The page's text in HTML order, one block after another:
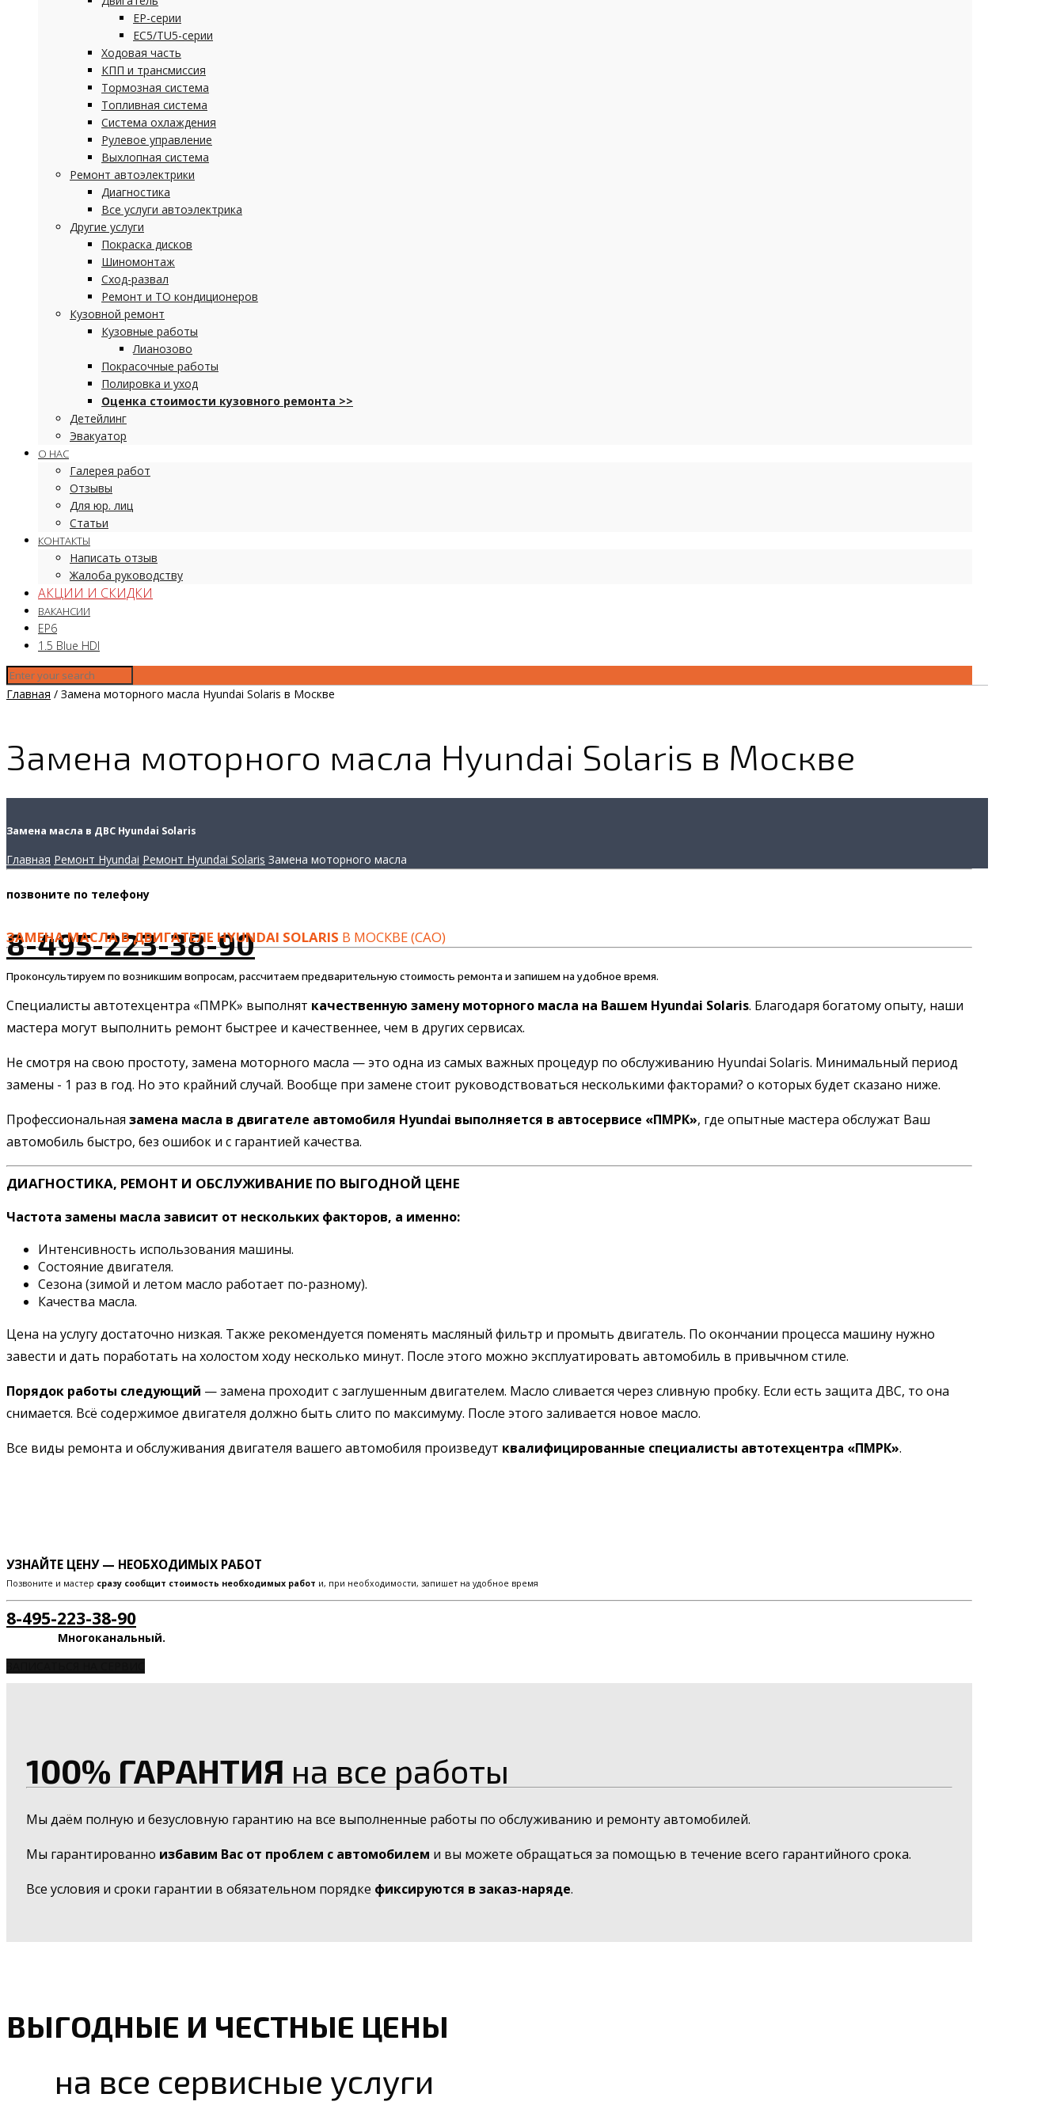
EP-серии
EC5/TU5-серии
Ходовая часть
КПП и трансмиссия
Тормозная система
Топливная система
Система охлаждения
Рулевое управление
Выхлопная система
Ремонт автоэлектрики
Диагностика
Все услуги автоэлектрика
Другие услуги
Покраска дисков
Шиномонтаж
Сход-развал
Ремонт и ТО кондиционеров
Кузовной ремонт
Кузовные работы
Лианозово
Покрасочные работы
Полировка и уход
Оценка стоимости кузовного ремонта >>
Детейлинг
Эвакуатор
О НАС
Галерея работ
Отзывы
Для юр. лиц
Статьи
КОНТАКТЫ
Написать отзыв
Жалоба руководству
АКЦИИ И СКИДКИ
ВАКАНСИИ
EP6
1.5 Blue HDI
Главная / Замена моторного масла Hyundai Solaris в Москве
Замена моторного масла Hyundai Solaris в Москве
Замена масла в ДВС Hyundai Solaris
Главная Ремонт Hyundai Ремонт Hyundai Solaris Замена моторного масла
позвоните по телефону
8-495-223-38-90
Проконсультируем по возникшим вопросам, рассчитаем предварительную стоимость ремонта и запишем на удобное время.
ЗАМЕНА МАСЛА В ДВИГАТЕЛЕ HYUNDAI SOLARIS В МОСКВЕ (САО)
Специалисты автотехцентра «ПМРК» выполнят качественную замену моторного масла на Вашем Hyundai Solaris. Благодаря богатому опыту, наши
мастера могут выполнить ремонт быстрее и качественнее, чем в других сервисах.
Не смотря на свою простоту, замена моторного масла — это одна из самых важных процедур по обслуживанию Hyundai Solaris. Минимальный период
замены - 1 раз в год. Но это крайний случай. Вообще при замене стоит руководствоваться несколькими факторами? о которых будет сказано ниже.
Профессиональная замена масла в двигателе автомобиля Hyundai выполняется в автосервисе «ПМРК», где опытные мастера обслужат Ваш
автомобиль быстро, без ошибок и с гарантией качества.
ДИАГНОСТИКА, РЕМОНТ И ОБСЛУЖИВАНИЕ ПО ВЫГОДНОЙ ЦЕНЕ
Частота замены масла зависит от нескольких факторов, а именно:
Интенсивность использования машины.
Состояние двигателя.
Сезона (зимой и летом масло работает по-разному).
Качества масла.
Цена на услугу достаточно низкая. Также рекомендуется поменять масляный фильтр и промыть двигатель. По окончании процесса машину нужно
завести и дать поработать на холостом ходу несколько минут. После этого можно эксплуатировать автомобиль в привычном стиле.
Порядок работы следующий — замена проходит с заглушенным двигателем. Масло сливается через сливную пробку. Если есть защита ДВС, то она
снимается. Всё содержимое двигателя должно быть слито по максимуму. После этого заливается новое масло.
Все виды ремонта и обслуживания двигателя вашего автомобиля произведут квалифицированные специалисты автотехцентра «ПМРК».
УЗНАЙТЕ ЦЕНУ — НЕОБХОДИМЫХ РАБОТ
Позвоните и мастер сразу сообщит стоимость необходимых работ и, при необходимости, запишет на удобное время
8-495-223-38-90
Многоканальный.
100% ГАРАНТИЯ на все работы
Мы даём полную и безусловную гарантию на все выполненные работы по обслуживанию и ремонту автомобилей.
Мы гарантированно избавим Вас от проблем с автомобилем и вы можете обращаться за помощью в течение всего гарантийного срока.
Все условия и сроки гарантии в обязательном порядке фиксируются в заказ-наряде.
ВЫГОДНЫЕ И ЧЕСТНЫЕ ЦЕНЫ
на все сервисные услуги